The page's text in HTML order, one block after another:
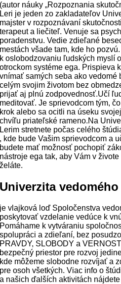
(autor náuky „Rozpoznania
Leri je jeden zo zakladateľov
majster v rozpoznávaní
terapeut a liečiteľ. Venuje sa
poradenstvu. Vedie zdieľané
mestách všade tam, kde ho
k oslobodzovaniu ľudských myslí
otrockom systéme ega. Prispieva
vnímať samých seba ako vedomé
celým svojim životom bez
prijať aj plnú zodpovednosť.Učí
meditovať. Je sprievodcom tým,
krok alebo sa ocitli na úseku
chvíľu priateľské rameno.Na
Lerim stretnete počas celého
, kde bude Vašim sprievodcom a
budete mať možnosť pochopiť
nástroje ega tak, aby Vám v
želáte.
Univerzita
je vlajková loď Spoločenstva
poskytovať vzdelanie vedúce k
Pomáhame k vytváraniu
spolupráci a zdieľaní, bez
PRAVDY, SLOBODY a
bezpečný priestor pre rozvoj
kde môžeme slobodne rozvíjať a
pre osoh všetkých. Viac info o
a našich ďalších aktivitách